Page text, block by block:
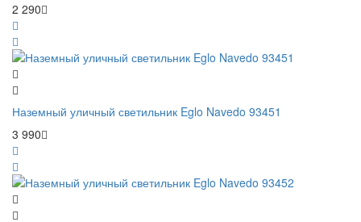
2 290
Наземный уличный светильник Eglo Navedo 93451
3 990